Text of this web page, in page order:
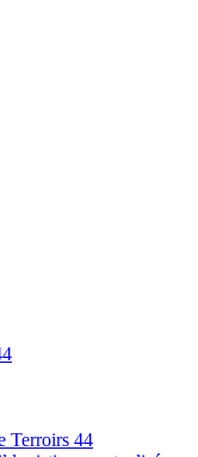
Terroirs 44